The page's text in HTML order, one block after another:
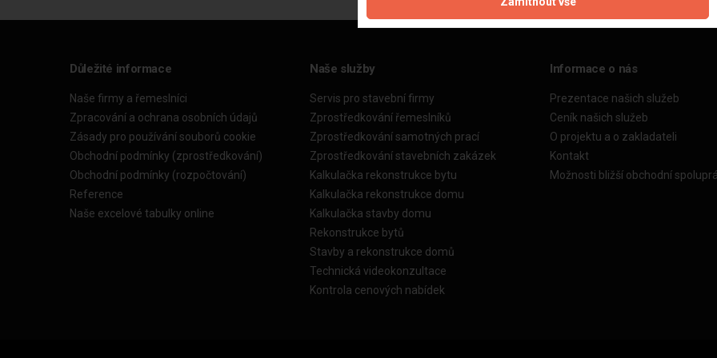
Důležité informace
Naše firmy a řemeslníci
Zpracování a ochrana osobních údajů
Zásady pro používání souborů cookie
Obchodní podmínky (zprostředkování)
Obchodní podmínky (rozpočtování)
Reference
Naše excelové tabulky online
Naše služby
Servis pro stavební firmy
Zprostředkování řemeslníků
Zprostředkování samotných prací
Zprostředkování stavebních zakázek
Kalkulačka rekonstrukce bytu
Kalkulačka rekonstrukce domu
Kalkulačka stavby domu
Rekonstrukce bytů
Stavby a rekonstrukce domů
Technická videokonzultace
Kontrola cenových nabídek
Informace o nás
Prezentace našich služeb
Ceník našich služeb
O projektu a o zakladateli
Kontakt
Možnosti bližší obchodní